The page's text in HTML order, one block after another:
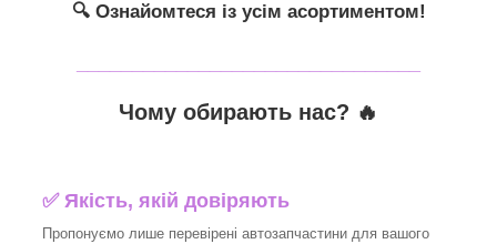
🔍 Ознайомтеся із усім асортиментом!
Чому обирають нас? 🔥
✅ Якість, якій довіряють
Пропонуємо лише перевірені автозапчастини для вашого